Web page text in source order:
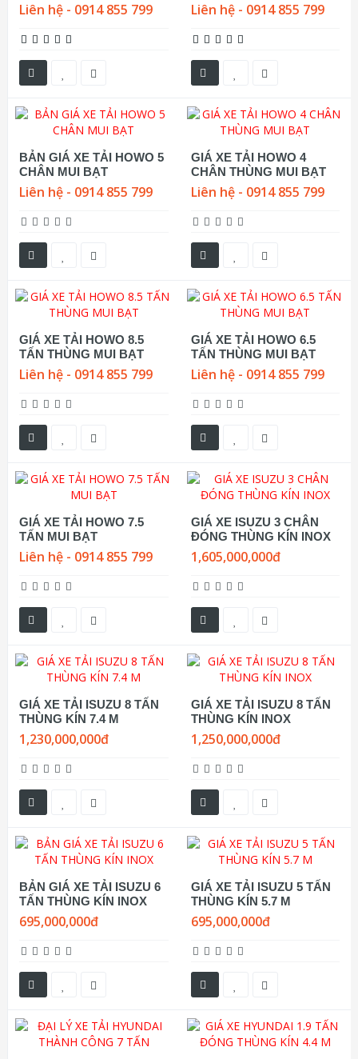
Liên hệ - 0914 855 799 Liên hệ - 0914 855 799
BẢN GIÁ XE TẢI HOWO 5
CHÂN MUI BẠT
Liên hệ - 0914 855 799
GIÁ XE TẢI HOWO 4
CHÂN THÙNG MUI BẠT
Liên hệ - 0914 855 799
GIÁ XE TẢI HOWO 8.5
TẤN THÙNG MUI BẠT
Liên hệ - 0914 855 799
GIÁ XE TẢI HOWO 6.5
TẤN THÙNG MUI BẠT
Liên hệ - 0914 855 799
GIÁ XE TẢI HOWO 7.5
TẤN MUI BẠT
Liên hệ - 0914 855 799
GIÁ XE ISUZU 3 CHÂN
ĐÓNG THÙNG KÍN INOX
1,605,000,000đ
GIÁ XE TẢI ISUZU 8 TẤN
THÙNG KÍN 7.4 M
1,230,000,000đ
GIÁ XE TẢI ISUZU 8 TẤN
THÙNG KÍN INOX
1,250,000,000đ
BẢN GIÁ XE TẢI ISUZU 6
TẤN THÙNG KÍN INOX
695,000,000đ
GIÁ XE TẢI ISUZU 5 TẤN
THÙNG KÍN 5.7 M
695,000,000đ